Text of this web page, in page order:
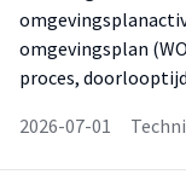
omgevingsplan
proces,
2026-07-01